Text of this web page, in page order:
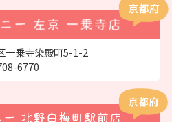
一乗寺染殿町5-1-2
6770